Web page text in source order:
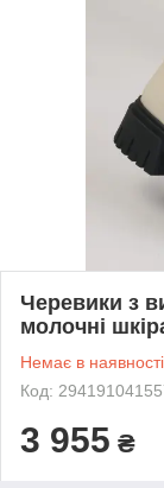
Черевики з
молочні
Немає в наявності
Код:
3 955 ₴